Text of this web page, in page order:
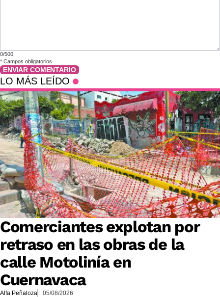
0/500
* Campos obligatorios
ENVIAR COMENTARIO
LO MÁS LEÍDO
Comerciantes explotan por
retraso en las obras de la
calle Motolinía en
Cuernavaca
Alfa Peñaloza 05/08/2026